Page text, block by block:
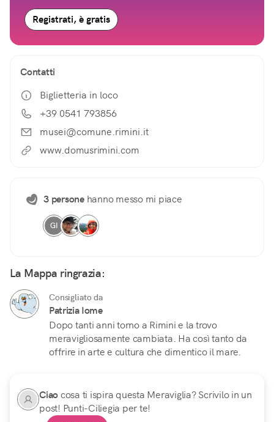
Registrati, è gratis
Contatti
Biglietteria in loco
+39 0541 793856
musei@comune.rimini.it
www.domusrimini.com
3 personehanno messo mi piace
GI
La Mappa ringrazia:
Consigliato da
Patrizia Iome
Dopo tanti anni torno a Rimini e la trovo
meravigliosamente cambiata. Ha così tanto da
offrire in arte e cultura che dimentico il mare.
Ciaocosa ti ispira questa Meraviglia? Scrivilo in un
post! Punti-Ciliegia per te!